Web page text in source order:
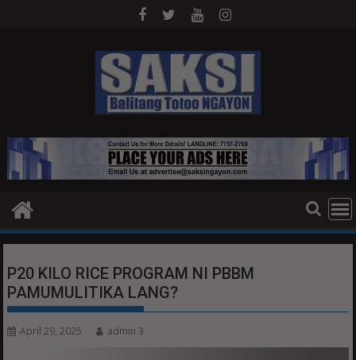
P20 KILO RICE PROGRAM NI PBBM
PAMUMULITIKA LANG?
April 29, 2025 admin 3